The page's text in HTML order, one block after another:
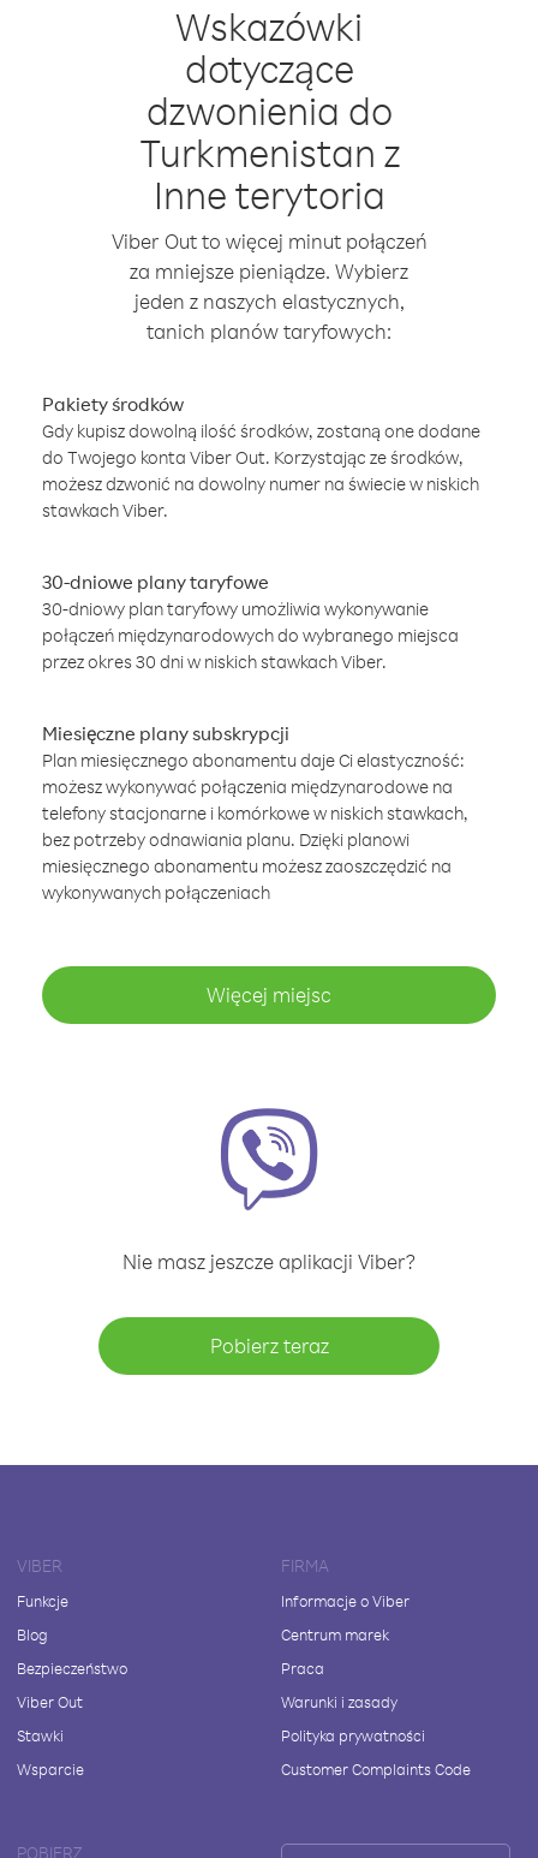
Wskazówki
dotyczące
dzwonienia do
Turkmenistan z
Inne terytoria
Viber Out to więcej minut połączeń
za mniejsze pieniądze. Wybierz
jeden z naszych elastycznych,
tanich planów taryfowych:
Pakiety środków
Gdy kupisz dowolną ilość środków, zostaną one dodane
do Twojego konta Viber Out. Korzystając ze środków,
możesz dzwonić na dowolny numer na świecie w niskich
stawkach Viber.
30-dniowe plany taryfowe
30-dniowy plan taryfowy umożliwia wykonywanie
połączeń międzynarodowych do wybranego miejsca
przez okres 30 dni w niskich stawkach Viber.
Miesięczne plany subskrypcji
Plan miesięcznego abonamentu daje Ci elastyczność:
możesz wykonywać połączenia międzynarodowe na
telefony stacjonarne i komórkowe w niskich stawkach,
bez potrzeby odnawiania planu. Dzięki planowi
miesięcznego abonamentu możesz zaoszczędzić na
wykonywanych połączeniach
Więcej miejsc
Nie masz jeszcze aplikacji Viber?
Pobierz teraz
VIBER
Funkcje
Blog
Bezpieczeństwo
Viber Out
Stawki
Wsparcie
FIRMA
Informacje o Viber
Centrum marek
Praca
Warunki i zasady
Polityka prywatności
Customer Complaints Code
POBIERZ